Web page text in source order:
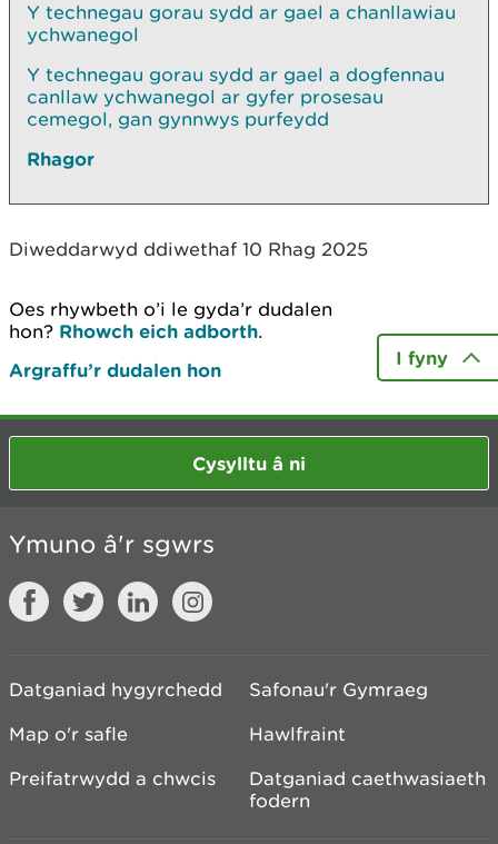
Y technegau gorau sydd ar gael a chanllawiau
ychwanegol
Y technegau gorau sydd ar gael a dogfennau
canllaw ychwanegol ar gyfer prosesau
cemegol, gan gynnwys purfeydd
Rhagor
Diweddarwyd ddiwethaf 10 Rhag 2025
Oes rhywbeth o’i le gyda’r dudalen
hon? Rhowch eich adborth.
Argraffu’r dudalen hon
I fyny
Cysylltu â ni
Ymuno â'r sgwrs
Datganiad hygyrchedd
Safonau'r Gymraeg
Map o'r safle
Hawlfraint
Preifatrwydd a chwcis
Datganiad caethwasiaeth
fodern